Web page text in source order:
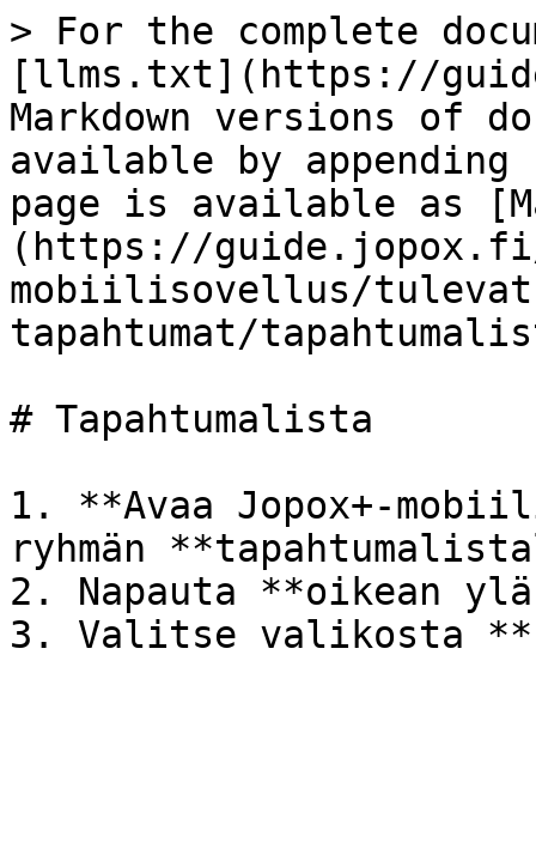
> For the complete
[llms.txt](https://
Markdown versions of
available by
page is available as
(https://
mobiilisovellus/
tapahtumat/
# Tapahtumalista
1. **Avaa Jopox+-
ryhmän
2. Napauta **oikean